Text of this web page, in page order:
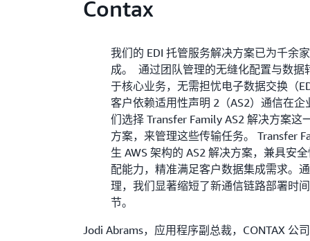
Contax
我们的 EDI 托管服务解决方案已为千余
成。 通过团队管理的无缝化配置与数据
于核心业务，无需担忧电子数据交换（
客户依赖适用性声明 2（AS2）通信在企
们选择 Transfer Family AS2 解决方案这
方案，来管理这些传输任务。 Transfer
生 AWS 架构的 AS2 解决方案，兼具安
配能力，精准满足客户数据集成需求。
理，我们显著缩短了新通信链路部署时
节。
Jodi Abrams，应用程序副总裁，CONTAX 公司